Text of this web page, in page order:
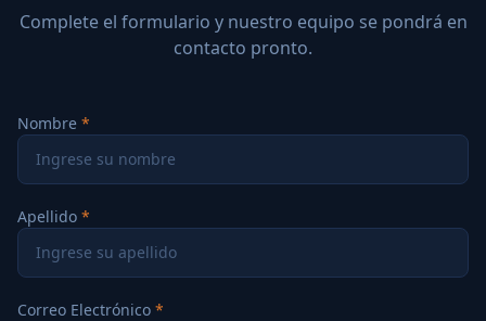
Complete el formulario y nuestro equipo se pondrá en
contacto pronto.
Nombre
Apellido
Correo Electrónico